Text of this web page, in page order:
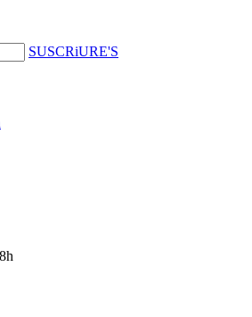
SUSCRiURE'S